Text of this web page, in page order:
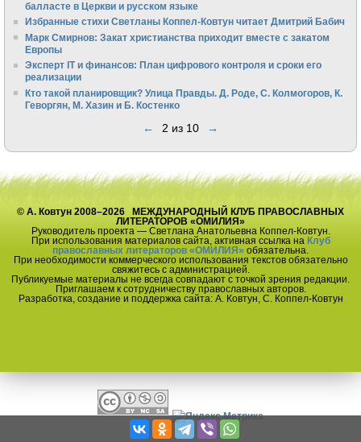
балласте в Церкви и русском языке
Избранные стихи Светланы Коппел-Ковтун читает Дмитрий Бабич
Марк Смирнов: Закат христианства приходит вместе с закатом
Европы
Эксперт IT и финансов: План цифрового контроля и сроки его
реализации
Кто такой планировщик? Улица Правды. Д. Роде, С. Колмогоров, К.
Геворгян, М. Хазин и Б. Костенко
← 2 из 10 →
© А. Ковтун 2008–2026 МЕЖДУНАРОДНЫЙ КЛУБ ПРАВОСЛАВНЫХ
ЛИТЕРАТОРОВ «ОМИЛИЯ»
Руководитель проекта — Светлана Анатольевна Коппел-Ковтун.
При использования материалов сайта, активная ссылка на Клуб
православных литераторов «ОМИЛИЯ» обязательна.
При необходимости коммерческого использования текстов обязательно
свяжитесь с администрацией.
Публикуемые материалы не всегда совпадают с точкой зрения редакции.
Приглашаем к сотрудничеству православных авторов.
Разработка, создание и поддержка сайта: А. Ковтун, С. Коппел-Ковтун